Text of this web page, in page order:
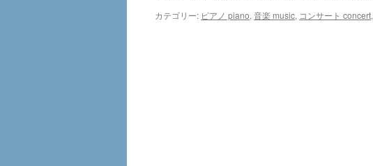
カテゴリー: ピアノ piano, 音楽 music, コンサート concert,